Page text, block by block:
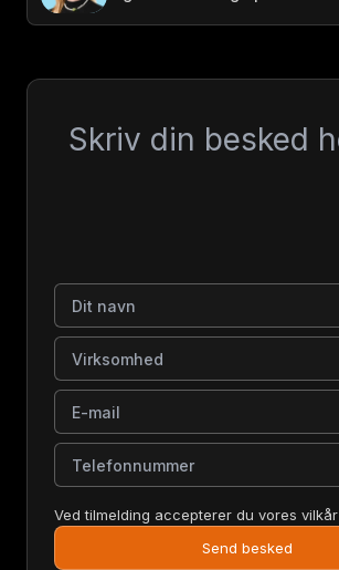
Dit navn
Virksomhed
E-mail
Telefonnummer
Ved tilmelding accepterer du vores vilkår
Send besked